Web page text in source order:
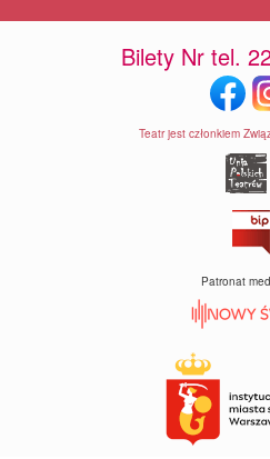
Bilety Nr tel.
Teatr jest członkiem
Patronat